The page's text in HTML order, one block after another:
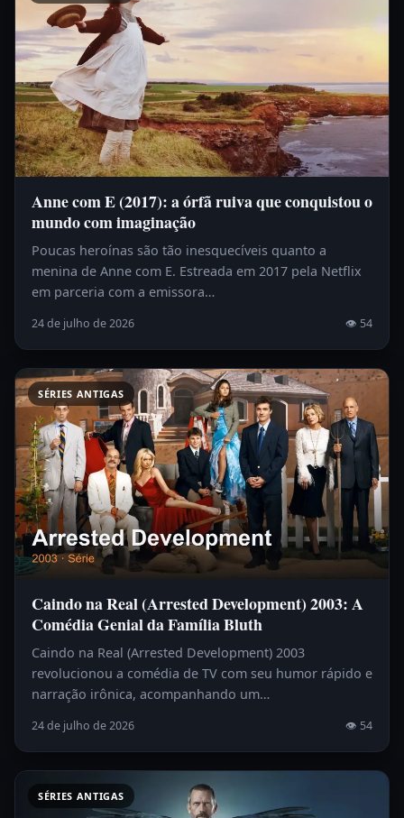
Anne com E (2017): a órfã ruiva que conquistou o
mundo com imaginação
Poucas heroínas são tão inesquecíveis quanto a
menina de Anne com E. Estreada em 2017 pela Netflix
em parceria com a emissora…
24 de julho de 2026 👁 54
SÉRIES ANTIGAS
Caindo na Real (Arrested Development) 2003: A
Comédia Genial da Família Bluth
Caindo na Real (Arrested Development) 2003
revolucionou a comédia de TV com seu humor rápido e
narração irônica, acompanhando um…
24 de julho de 2026 👁 54
SÉRIES ANTIGAS